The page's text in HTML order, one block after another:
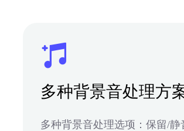
多种背景音处理方
多种背景音处理选项：保留/静